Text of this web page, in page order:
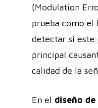
(Modulation
prueba como el
detectar si este
principal
calidad de la
En el diseño